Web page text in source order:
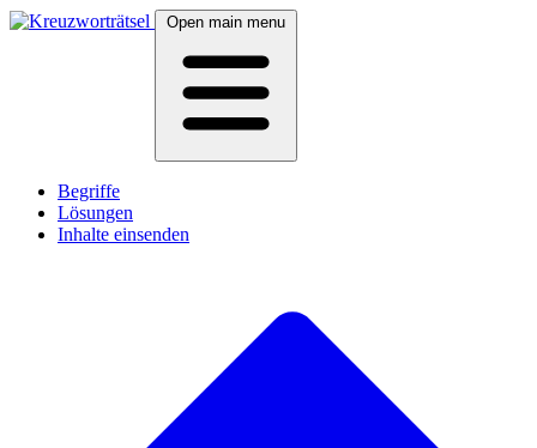
Open main menu
Begriffe
Lösungen
Inhalte einsenden